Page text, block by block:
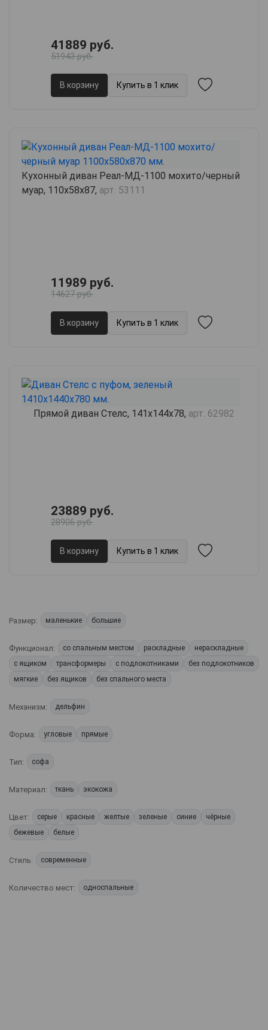
41889 руб.
51943 руб.
В корзину Купить в 1 клик
Кухонный диван Реал-МД-1100 мохито/черный
муар, 110х58х87, арт. 53111
11989 руб.
14627 руб.
В корзину Купить в 1 клик
Прямой диван Стелс, 141х144х78, арт. 62982
23889 руб.
28906 руб.
В корзину Купить в 1 клик
Размер: маленькие большие
Функционал: со спальным местом раскладные
нераскладные
с ящиком
трансформеры с подлокотниками
без подлокотников
мягкие
без ящиков без спального места
Механизм: дельфин
Форма: угловые прямые
Тип: софа
Материал: ткань экокожа
Цвет: серые красные желтые зеленые синие
чёрные
бежевые
белые
Стиль: современные
Количество мест: односпальные